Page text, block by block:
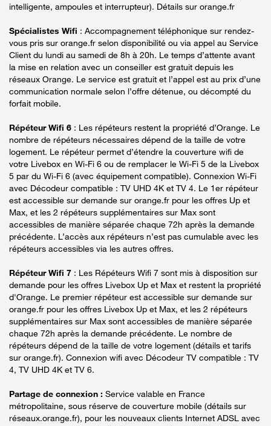
intelligente, ampoules et interrupteur). Détails sur orange.fr
Spécialistes Wifi : Accompagnement téléphonique sur rendez-
vous pris sur orange.fr selon disponibilité ou via appel au Service
Client du lundi au samedi de 8h à 20h. Le temps d’attente avant
la mise en relation avec un conseiller est gratuit depuis les
réseaux Orange. Le service est gratuit et l’appel est au prix d’une
communication normale selon l’offre détenue, ou décompté du
forfait mobile.
Répéteur Wifi 6 : Les répéteurs restent la propriété d’Orange. Le
nombre de répéteurs nécessaires dépend de la taille de votre
logement. Le répéteur permet d’étendre la couverture wifi de
votre Livebox en Wi-Fi 6 ou de remplacer le Wi-Fi 5 de la Livebox
5 par du Wi-Fi 6 (avec équipement compatible). Connexion Wi-Fi
avec Décodeur compatible : TV UHD 4K et TV 4. Le 1er répéteur
est accessible sur demande sur orange.fr pour les offres Up et
Max, et les 2 répéteurs supplémentaires sur Max sont
accessibles de manière séparée chaque 72h après la demande
précédente. L’accès aux répéteurs n’est pas cumulable avec les
répéteurs accessibles via les autres offres.
Répéteur Wifi 7 : Les Répéteurs Wifi 7 sont mis à disposition sur
demande pour les offres Livebox Up et Max et restent la propriété
d'Orange. Le premier répéteur est accessible sur demande sur
orange.fr pour les offres Livebox Up et Max, et les 2 répéteurs
supplémentaires sur Max sont accessibles de manière séparée
chaque 72h après la demande précédente. Le nombre de
répéteurs dépend de la taille de votre logement (détails et tarifs
sur orange.fr). Connexion wifi avec Décodeur TV compatible : TV
4, TV UHD 4K et TV 6.
Partage de connexion : Service valable en France
métropolitaine, sous réserve de couverture mobile (détails sur
réseaux.orange.fr), pour les nouveaux clients Internet ADSL avec